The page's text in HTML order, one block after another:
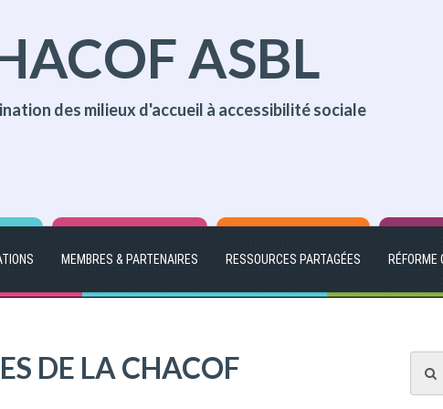
ASBL
des milieux d'accueil à accessibilité sociale
MEMBRES & PARTENAIRES RESSOURCES PARTAGÉES RÉFORME
DE LA CHACOF
c